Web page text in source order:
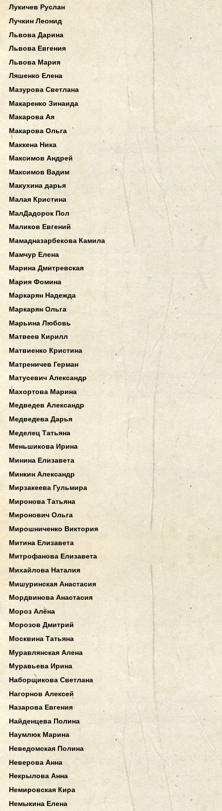
Лукичев Руслан
Лучкин Леонид
Львова Дарина
Львова Евгения
Львова Мария
Ляшенко Елена
Мазурова Светлана
Макаренко Зинаида
Макарова Ая
Макарова Ольга
Маккена Ника
Максимов Андрей
Максимов Вадим
Макухина дарья
Малая Кристина
МалДадорок Пол
Маликов Евгений
Мамадназарбекова Камила
Мамчур Елена
Марина Дмитревская
Мария Фомина
Маркарян Надежда
Маркарян Ольга
Марьина Любовь
Матвеев Кирилл
Матвиенко Кристина
Матреничев Герман
Матусевич Александр
Махортова Марина
Медведев Александр
Медведева Дарья
Меделец Татьяна
Меньшикова Ирина
Минина Елизавета
Минкин Александр
Мирзакеева Гульмира
Миронова Татьяна
Миронович Ольга
Мирошниченко Виктория
Митина Елизавета
Митрофанова Елизавета
Михайлова Наталия
Мишуринская Анастасия
Мордвинова Анастасия
Мороз Алёна
Морозов Дмитрий
Москвина Татьяна
Муравлянская Алена
Муравьева Ирина
Наборщикова Светлана
Нагорнов Алексей
Назарова Евгения
Найденцева Полина
Наумлюк Марина
Неведомская Полина
Неверова Анна
Некрылова Анна
Немировская Кира
Немыкина Елена